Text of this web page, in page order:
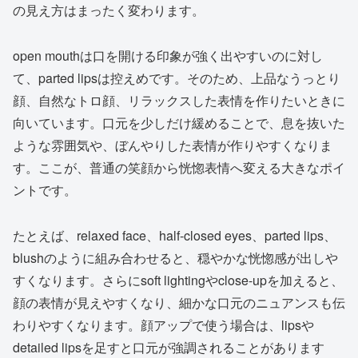
の見え方はまったく変わります。
open mouthは口を開ける印象が強く出やすいのに対し
て、parted lipsは控えめです。そのため、上品なうっとり
顔、自然なトロ顔、リラックスした表情を作りたいときに
向いています。口元を少しだけ緩めることで、息を抜いた
ような雰囲気や、ぼんやりした表情が作りやすくなりま
す。ここが、普通の笑顔から恍惚表情へ変える大きなポイ
ントです。
たとえば、relaxed face、half-closed eyes、parted lips、
blushのように組み合わせると、穏やかな恍惚感が出しや
すくなります。さらにsoft lightingやclose-upを加えると、
顔の表情が見えやすくなり、細かな口元のニュアンスも伝
わりやすくなります。顔アップで使う場合は、lipsや
detailed lipsを足すと口元が強調されることがあります